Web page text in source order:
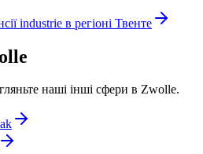
industrie в регіоні Твенте
наші інші сфери в Zwolle.